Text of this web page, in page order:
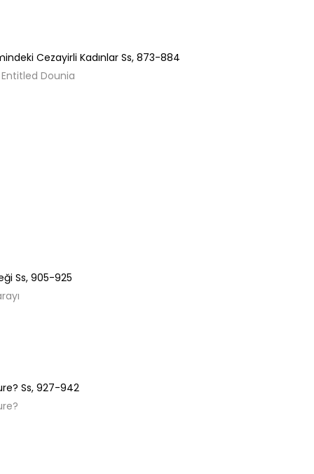
Cezayirli Kadınlar Ss, 873-884
Dounia
Ss, 905-925
Ss, 927-942